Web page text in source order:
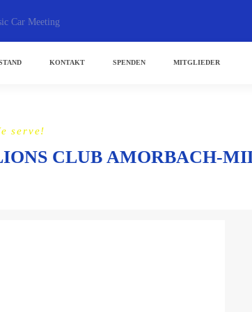
Car Meeting
KONTAKT SPENDEN MITGLIEDER
serve!
CLUB AMORBACH-